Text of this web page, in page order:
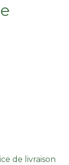
de livraison